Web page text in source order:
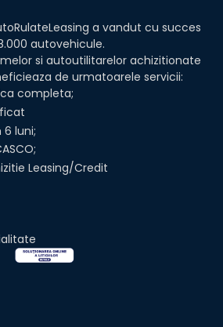
a vandut cu succes
autovehicule.
si autoutilitarelor achizitionate
de urmatoarele servicii:
completa;
luni;
Leasing/Credit